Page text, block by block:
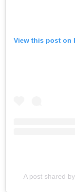
View this post on
A post shared